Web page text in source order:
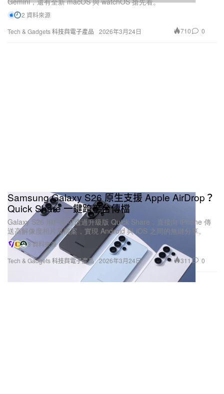
Tech & Gadgets 科技與電子產品
2 資料來源
2026年3月24日
710 0
Tech & Gadgets 科技與電子產品
Samsung Galaxy S26 原生支援 Apple AirDrop？
Quick Share 一鍵跨平台傳檔
Galaxy S26 用戶現可透過升級版 Quick Share，直接向 iPhone 傳
送高解像度相片及檔案，實現 Android 與 iOS 之間的無縫分享。
3 資料來源
2026年3月24日
311 0